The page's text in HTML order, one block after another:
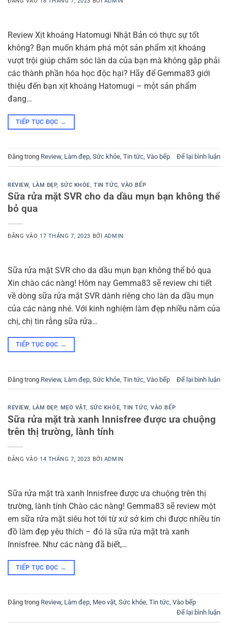
Review Xịt khoáng Hatomugi Nhật Bản có thực sự tốt
không? Bạn muốn khám phá một sản phẩm xịt khoáng
vượt trội giúp chăm sóc làn da của bạn mà không gặp phải
các thành phần hóa học độc hại? Hãy để Gemma83 giới
thiệu đến bạn xịt khoáng Hatomugi – một sản phẩm
đang…
TIẾP TỤC ĐỌC →
Đăng trong Review, Làm đẹp Sức khỏe Tin tức Vào bếp Để lại bình luận
REVIEW, LÀM ĐẸP, SỨC KHỎE,TIN TỨC,VÀO BẾP
Sữa rửa mặt SVR cho da dầu mụn bạn không thể
bỏ qua
ĐĂNG VÀO 17 THÁNG 7, 2023 BỞI ADMIN
Sữa rửa mặt SVR cho da dầu mụn bạn không thể bỏ qua
Xin chào các nàng! Hôm nay Gemma83 sẽ review chi tiết
về dòng sữa rửa mặt SVR dành riêng cho làn da dầu mụn
của các nàng nhé. Với kinh nghiệm làm đẹp nhiều năm của
chị, chị tin rằng sữa rửa…
TIẾP TỤC ĐỌC →
Đăng trong Review, Làm đẹp Sức khỏe Tin tức Vào bếp Để lại bình luận
REVIEW, LÀM ĐẸP, MẸO VẶT, SỨC KHỎE,TIN TỨC,VÀO BẾP
Sữa rửa mặt trà xanh Innisfree được ưa chuộng
trên thị trường, lành tính
ĐĂNG VÀO 14 THÁNG 7, 2023 BỞI ADMIN
Sữa rửa mặt trà xanh Innisfree được ưa chuộng trên thị
trường, lành tính Chào các nàng! Gemma83 sẽ review một
em sữa rửa mặt siêu hot tới từ xứ sở kim chi được nhiều tín
đồ làm đẹp yêu thích – đó là sữa rửa mặt trà xanh
Innisfree. Như các nàng đã biết,…
TIẾP TỤC ĐỌC →
Đăng trong Review, Làm đẹp, Mẹo vặt, Sức khỏe, Tin tức, Vào bếp
Để lại bình luận